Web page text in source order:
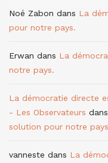
Noé Zabon dans La
pour notre pays.
Erwan dans La
notre pays.
La démocratie directe
- Les Observateurs dans
solution pour notre
vanneste dans La